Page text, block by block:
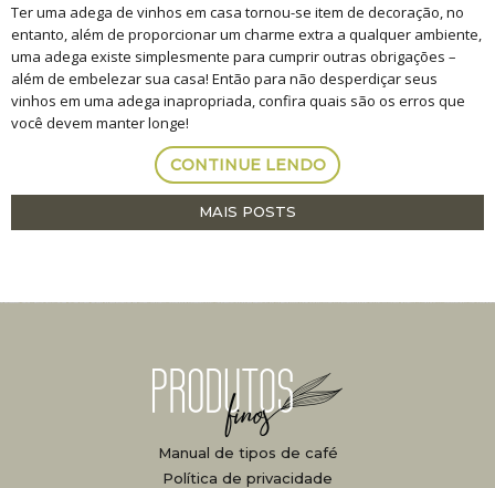
Ter uma adega de vinhos em casa tornou-se item de decoração, no
entanto, além de proporcionar um charme extra a qualquer ambiente,
uma adega existe simplesmente para cumprir outras obrigações –
além de embelezar sua casa! Então para não desperdiçar seus
vinhos em uma adega inapropriada, confira quais são os erros que
você devem manter longe!
CONTINUE LENDO
MAIS POSTS
Manual de tipos de café
Política de privacidade